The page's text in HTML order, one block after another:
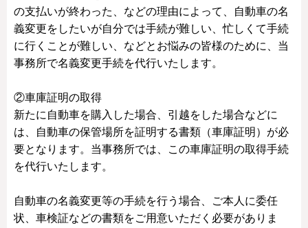
の支払いが終わった、などの理由によって、自動車の名
義変更をしたいが自分では手続が難しい、忙しくて手続
に行くことが難しい、などとお悩みの皆様のために、当
事務所で名義変更手続を代行いたします。
②車庫証明の取得
新たに自動車を購入した場合、引越をした場合などに
は、自動車の保管場所を証明する書類（車庫証明）が必
要となります。当事務所では、この車庫証明の取得手続
を代行いたします。
自動車の名義変更等の手続を行う場合、ご本人に委任
状、車検証などの書類をご用意いただく必要がありま